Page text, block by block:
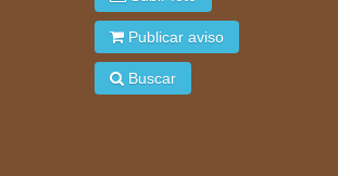
Publicar aviso
Buscar